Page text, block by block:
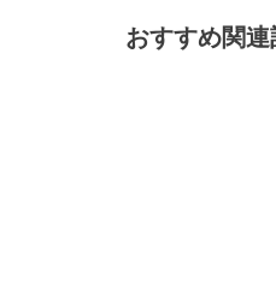
おすすめ関